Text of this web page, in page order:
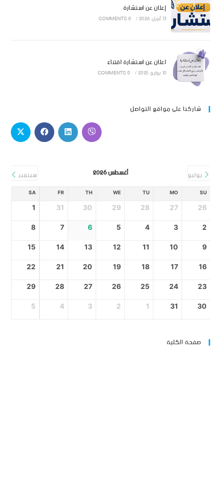
إعلان عن استشارة
13 أبريل، 2026 /
0 COMMENTS
اعلان عن استشارة اقتناء
10 يوليو، 2025 /
0 COMMENTS
شاركنا على مواقع التواصل
يوليو أغسطس 2026 سبتمبر
SU
MO
TU
WE
TH
FR
SA
26
27
28
29
30
31
1
2
3
4
5
6
7
8
9
10
11
12
13
14
15
16
17
18
19
20
21
22
23
24
25
26
27
28
29
30
31
1
2
3
4
5
صفحة الكلية